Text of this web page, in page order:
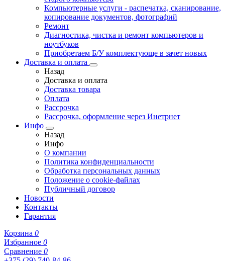
Компьютерные услуги - распечатка, сканирование,
копирование документов, фотографий
Ремонт
Диагностика, чистка и ремонт компьютеров и
ноутбуков
Приобретаем Б/У комплектующе в зачет новых
Доставка и оплата
Назад
Доставка и оплата
Доставка товара
Оплата
Рассрочка
Рассрочка, оформление через Инетрнет
Инфо
Назад
Инфо
О компании
Политика конфиденциальности
Обработка персональных данных
Положение о cookie-файлах
Публичный договор
Новости
Контакты
Гарантия
Корзина 0
Избранное 0
Сравнение 0